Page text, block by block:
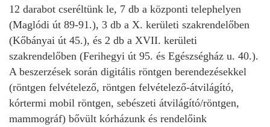
12 darabot cseréltünk le, 7 db a központi telephelyen
(Maglódi út 89-91.), 3 db a X. kerületi szakrendelőben
(Kőbányai út 45.), és 2 db a XVII. kerületi
szakrendelőben (Ferihegyi út 95. és Egészségház u. 40.).
A beszerzések során digitális röntgen berendezésekkel
(röntgen felvételező, röntgen felvételező-átvilágító,
kórtermi mobil röntgen, sebészeti átvilágító/röntgen,
mammográf) bővült kórházunk és rendelőink